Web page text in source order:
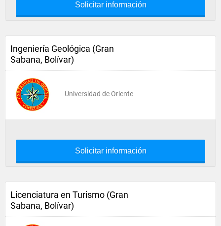
Solicitar información
Ingeniería Geológica (Gran
Sabana, Bolívar)
Universidad de Oriente
Solicitar información
Licenciatura en Turismo (Gran
Sabana, Bolívar)